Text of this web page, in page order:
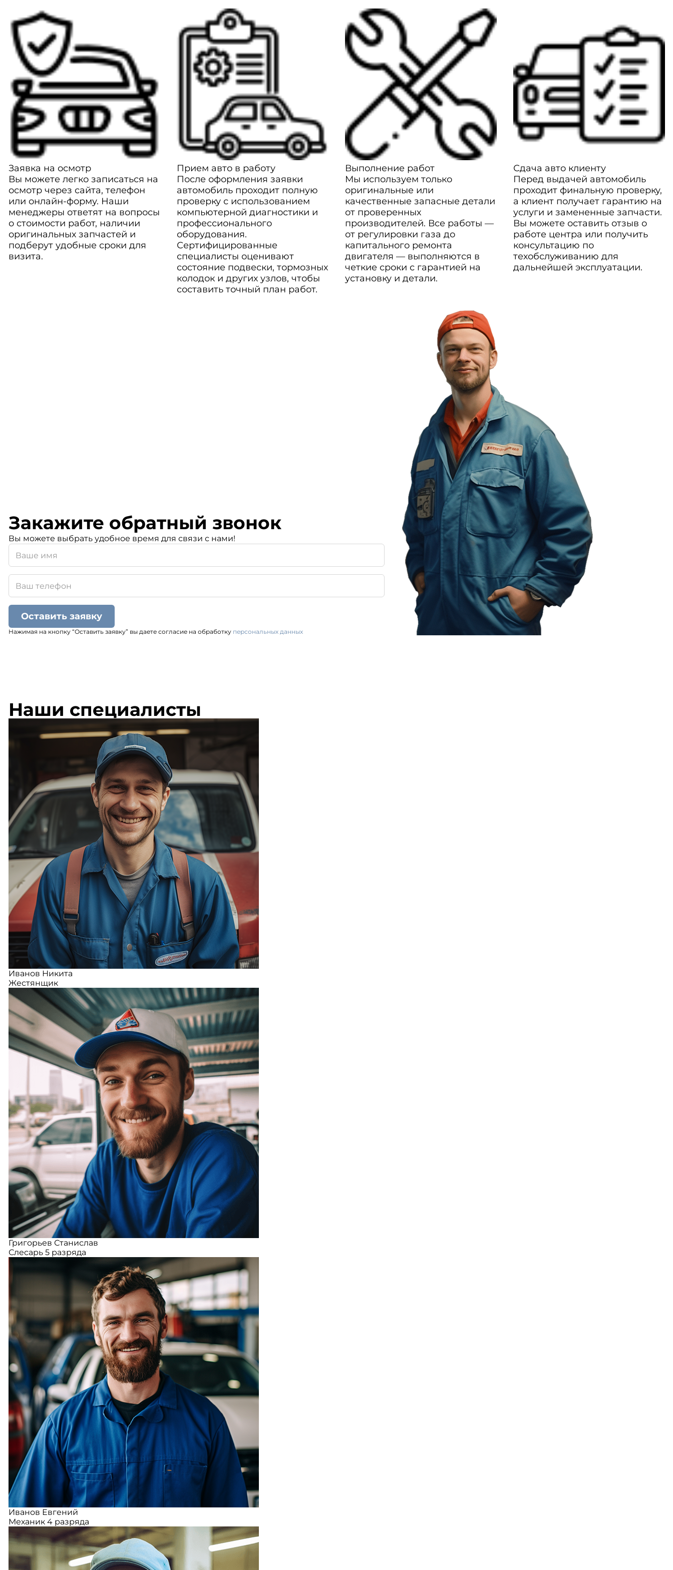
Заявка на осмотр
Вы можете легко записаться на
осмотр через сайта, телефон
или онлайн-форму. Наши
менеджеры ответят на вопросы
о стоимости работ, наличии
оригинальных запчастей и
подберут удобные сроки для
визита.
Прием авто в работу
После оформления заявки
автомобиль проходит полную
проверку с использованием
компьютерной диагностики и
профессионального
оборудования.
Сертифицированные
специалисты оценивают
состояние подвески, тормозных
колодок и других узлов, чтобы
составить точный план работ.
Выполнение работ
Мы используем только
оригинальные или
качественные запасные детали
от проверенных
производителей. Все работы —
от регулировки газа до
капитального ремонта
двигателя — выполняются в
четкие сроки с гарантией на
установку и детали.
Сдача авто клиенту
Перед выдачей автомобиль
проходит финальную проверку,
а клиент получает гарантию на
услуги и замененные запчасти.
Вы можете оставить отзыв о
работе центра или получить
консультацию по
техобслуживанию для
дальнейшей эксплуатации.
Закажите обратный звонок
Вы можете выбрать удобное время для связи с нами!
Оставить заявку
Нажимая на кнопку “Оставить заявку” вы даете согласие на обработку персональных данных
Наши специалисты
Иванов Никита
Жестянщик
Григорьев Станислав
Слесарь 5 разряда
Иванов Евгений
Механик 4 разряда